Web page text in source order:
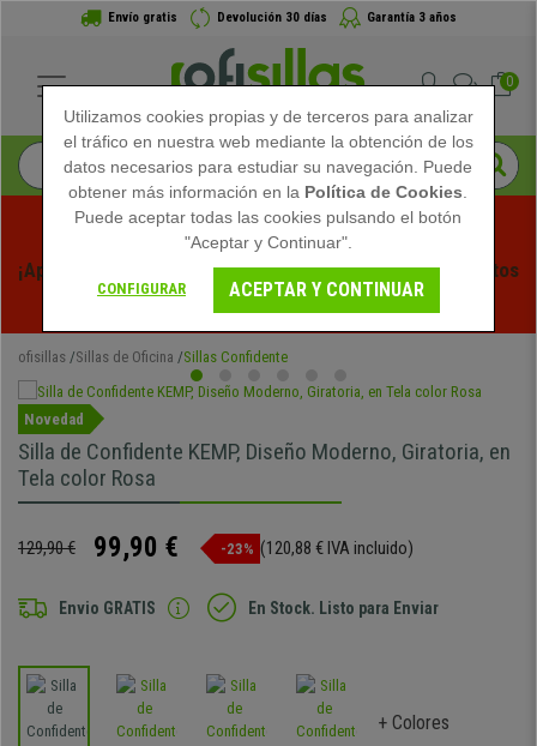
Envío gratis Devolución 30 días Garantía 3 años
0
¡Aprovecha las Rebajas de Verano en Ofisillas! Descuentos
Exclusivos por Tiempo Limitado - Ver Promo
ofisillas Sillas de Oficina Sillas Confidente
Novedad
Silla de Confidente KEMP, Diseño Moderno, Giratoria, en
Tela color Rosa
129,90 € 99,90 € -23% (120,88 € IVA incluido)
Envio GRATIS En Stock. Listo para Enviar
+ Colores
Utilizamos cookies propias y de terceros para analizar
el tráfico en nuestra web mediante la obtención de los
datos necesarios para estudiar su navegación. Puede
obtener más información en la Política de Cookies
Puede aceptar todas las cookies pulsando el botón
"Aceptar y Continuar".
CONFIGURAR ACEPTAR Y CONTINUAR